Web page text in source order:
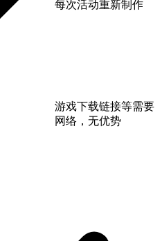
每次活动重新制作
游戏下载链接等需要
网络，无优势